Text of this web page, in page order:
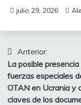
julio 29, 2026
Navegación
de
entradas
Anterior:
La posible presencia
fuerzas especiales
OTAN en Ucrania y
claves de los